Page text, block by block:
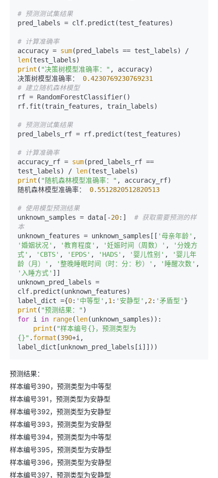
# 预测测试集结果
pred_labels = clf.predict(test_features)
# 计算准确率
accuracy = sum
len
print ( "决策树模型准确率：" , accuracy)
决策树模型准确率： 0.4230769230769231
# 建立随机森林模型
rf = RandomForestClassifier()
rf.fit(train_features, train_labels)
# 预测测试集结果
pred_labels_rf = rf.predict(test_features)
# 计算准确率
accuracy_rf = sum(pred_labels_rf ==
test_labels) / len
print ( "随机森林模型准确率：" , accuracy_rf)
随机森林模型准确率： 0.5512820512820513
# 使用模型预测结果
unknown_samples = data[-20:] # 获取需要预测的样
本
unknown_features = unknown_samples[[ '母亲年龄'
'婚姻状况' , '教育程度' , '妊娠时间（周数）' ,
'分娩方
式' , 'CBTS' , 'EPDS' , 'HADS' , '婴儿性别' ,
'婴儿年
龄（月）' , '整晚睡眠时间（时：分：秒）' , '睡醒次数'
'入睡方式' ]]
unknown_pred_labels =
clf.predict(unknown_features)
label_dict ={0: '中等型' ,1 : '安静型' ,2: '矛盾型'
print ( "预测结果："
for i in range(len(unknown_samples)):
print ( "样本编号{}，预测类型为
{}" . format (390+i,
预测结果：
样本编号390，预测类型为中等型
样本编号391，预测类型为安静型
样本编号392，预测类型为安静型
样本编号393，预测类型为安静型
样本编号394，预测类型为中等型
样本编号395，预测类型为安静型
样本编号396，预测类型为安静型
样本编号397，预测类型为安静型